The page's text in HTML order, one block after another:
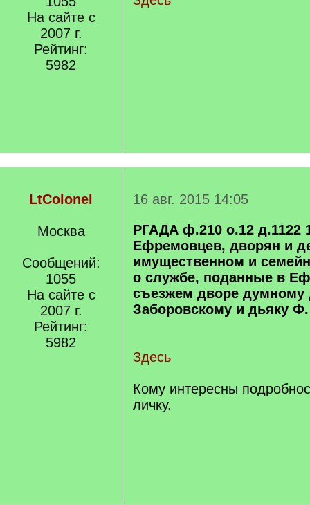
На сайте с
2007 г.
Рейтинг:
5982
LtColonel
Москва
Сообщений:
1055
На сайте с
2007 г.
Рейтинг:
5982
16 авг. 2015 14:05
РГАДА ф.210 о.12 д.1122
Ефремовцев, дворян и
имущественном и
о службе, поданные в
съезжем дворе думному
Заборовскому и дьяку
Здесь
Кому интересны
личку.